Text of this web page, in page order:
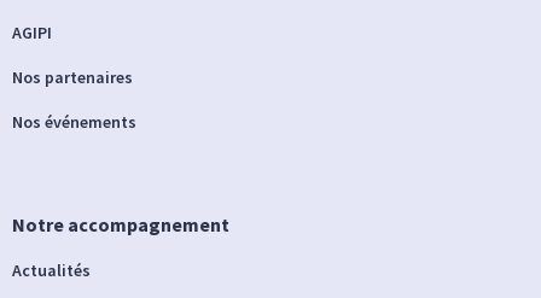
AGIPI
Nos partenaires
Nos événements
Notre accompagnement
Actualités